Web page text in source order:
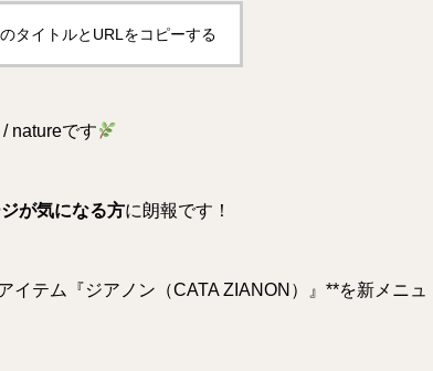
タイトルとURLをコピーする
natureです
が気になる方に朗報です！
イテム『ジアノン（CATA ZIANON）』**を新メニュ